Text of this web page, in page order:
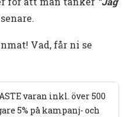
Vad, får ni se
varan inkl. över 500
5% på kampanj- och